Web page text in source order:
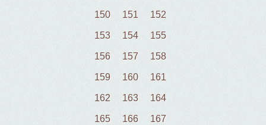
150 151 152
153 154 155
156 157 158
159 160 161
162 163 164
165 166 167